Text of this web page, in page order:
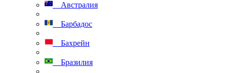
Австралия
Барбадос
Бахрейн
Бразилия